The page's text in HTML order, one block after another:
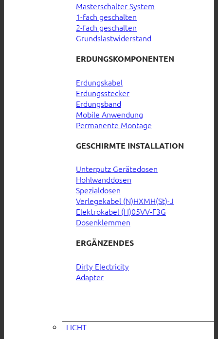
Masterschalter System
1-fach geschalten
2-fach geschalten
Grundslastwiderstand
ERDUNGSKOMPONENTEN
Erdungskabel
Erdungsstecker
Erdungsband
Mobile Anwendung
Permanente Montage
GESCHIRMTE INSTALLATION
Unterputz Gerätedosen
Hohlwanddosen
Spezialdosen
Verlegekabel (N)HXMH(St)-J
Elektrokabel (H)05VV-F3G
Dosenklemmen
ERGÄNZENDES
Dirty Electricity
Adapter
LICHT